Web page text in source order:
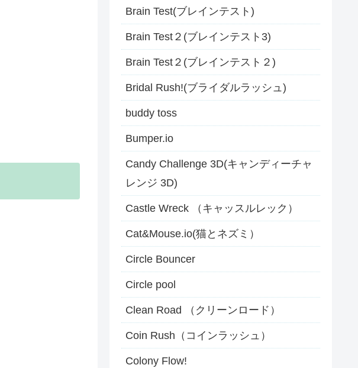
Brain Test(ブレインテスト)
Brain Test２(ブレインテスト3)
Brain Test２(ブレインテスト２)
Bridal Rush!(ブライダルラッシュ)
buddy toss
Bumper.io
Candy Challenge 3D(キャンディーチャ
レンジ 3D)
Castle Wreck （キャッスルレック）
Cat&Mouse.io(猫とネズミ）
Circle Bouncer
Circle pool
Clean Road （クリーンロード）
Coin Rush（コインラッシュ）
Colony Flow!